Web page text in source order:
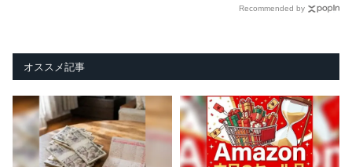
Recommended by
オススメ記事